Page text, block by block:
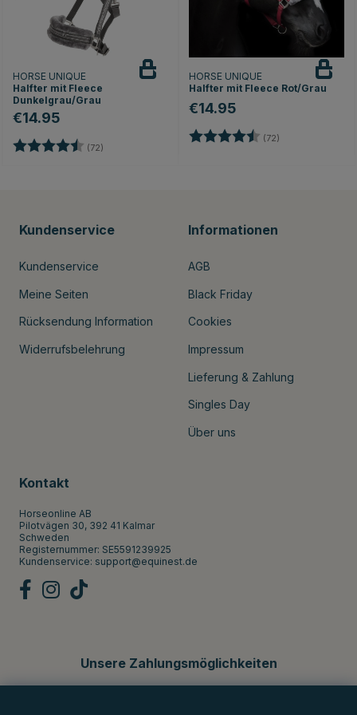
HORSE UNIQUE
Halfter mit Fleece
Dunkelgrau/Grau
€14.95
Bewertung: (72)
HORSE UNIQUE
Halfter mit Fleece Rot/Grau
€14.95
Bewertung: (72)
Kundenservice
Kundenservice
Meine Seiten
Rücksendung Information
Widerrufsbelehrung
Informationen
AGB
Black Friday
Cookies
Impressum
Lieferung & Zahlung
Singles Day
Über uns
Kontakt
Horseonline AB
Pilotvägen 30, 392 41 Kalmar
Schweden
Registernummer: SE5591239925
Kundenservice: support@equinest.de
Unsere Zahlungsmöglichkeiten